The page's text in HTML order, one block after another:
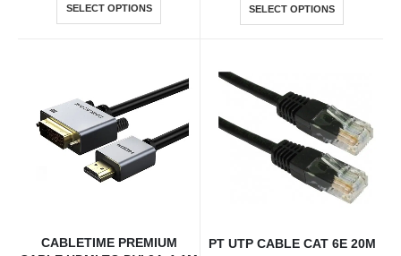
SELECT OPTIONS SELECT OPTIONS
CABLETIME PREMIUM
PT UTP CABLE CAT 6E 20M